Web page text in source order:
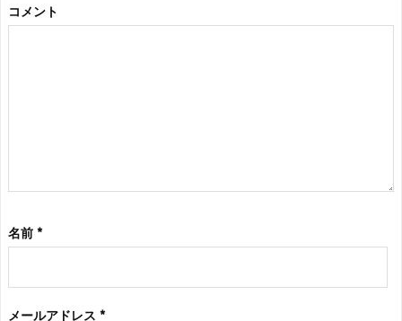
コメント
名前 *
メールアドレス *